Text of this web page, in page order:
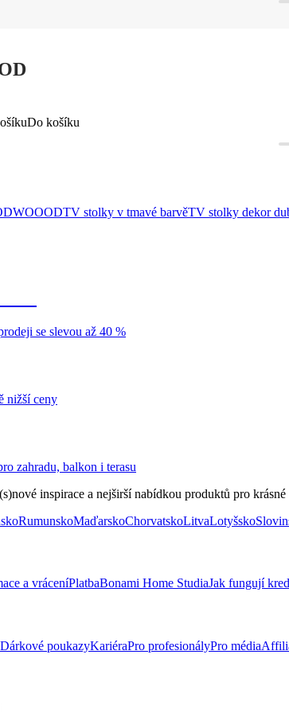
Do košíku
WOOODTV stolky v tmavé barvěTV stolky dekor
se slevou až 40 %
nižší ceny
zahradu, balkon i terasu
inspirace a nejširší nabídkou produktů pro
RumunskoMaďarskoChorvatskoLitvaLotyšsko
a vráceníPlatbaBonami Home StudiaJak fungují
Dárkové poukazyKariéraPro profesionályPro média